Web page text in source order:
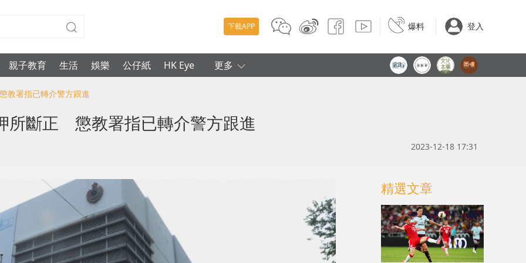
下載APP 爆料 登入
親子教育 生活 娛樂 公仔紙 HK Eye 更多
教署指已轉介警方跟進
所斷正 懲教署指已轉介警方跟進
2023-12-18 17:31
精選文章